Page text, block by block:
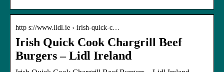
http s://www.lidl.ie › irish-quick-c…
Irish Quick Cook Chargrill Beef
Burgers – Lidl Ireland